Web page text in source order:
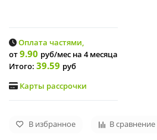
Оплата частями,
от9.90 руб/мес на 4 месяца
Итого: 39.59 руб
Карты рассрочки
В избранное В сравнение